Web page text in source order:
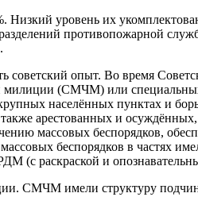
Низкий уровень их
противопожарной
опыт. Во время
милиции (СМЧМ) или
населённых пунктах и
арестованных и
массовых беспорядков,
беспорядков в частях
(с раскраской и
СМЧМ имели структуру